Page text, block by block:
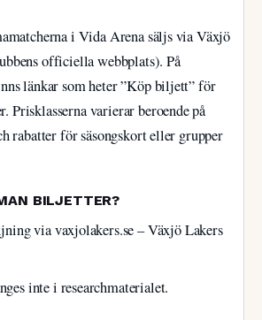
i Vida Arena säljs via Växjö
officiella webbplats). På
länkar som heter ”Köp biljett” för
Prisklasserna varierar beroende på
rabatter för säsongskort eller grupper
BILJETTER?
via vaxjolakers.se – Växjö Lakers
inte i researchmaterialet.